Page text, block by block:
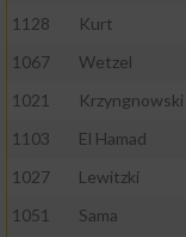
1128
Kurt
1067
Wetzel
1021
Krzyngnowski
1103
El Hamad
1027
Lewitzki
1051
Sama